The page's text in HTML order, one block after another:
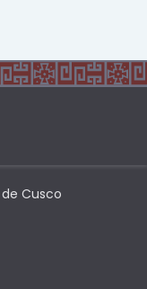
Cusco